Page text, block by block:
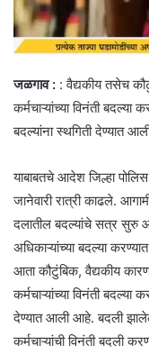
जळगाव : : वैद्यकीय तसेच
कर्मचाऱ्यांच्या विनंती बदल्या
बदल्यांना स्थगिती देण्यात
याबाबतचे आदेश जिल्हा
जानेवारी रात्री काढले.
दलातील बदल्यांचे सत्र सुरु
अधिकाऱ्यांच्या बदल्या
आता कौटुंबिक, वैद्यकीय
कर्मचाऱ्यांच्या विनंती
देण्यात आली आहे. बदली
कर्मचाऱ्यांची विनंती बदली